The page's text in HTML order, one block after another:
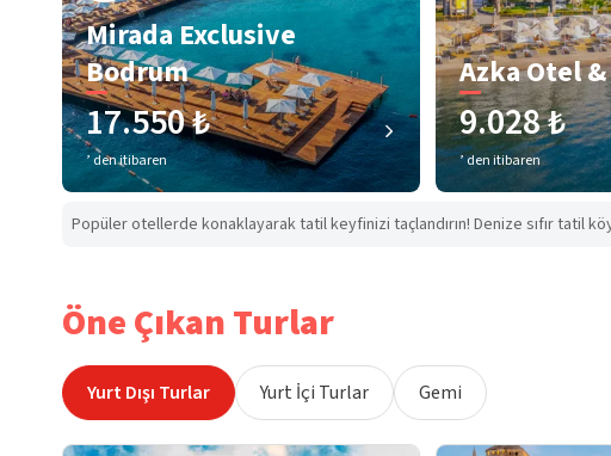
Mirada Exclusive
Bodrum
17.550 ₺
’ den itibaren
Azka Otel
9.028 ₺
’ den itibaren
Popüler otellerde konaklayarak tatil keyfinizi taçlandırın! Denize sıfır
Öne Çıkan Turlar
Yurt Dışı Turlar Yurt İçi Turlar Gemi